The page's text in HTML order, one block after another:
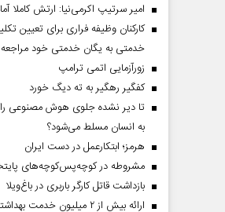
امیر سرتیپ اکرمی‌نیا: ارتش کاملا
کارکنان وظیفه فراری برای تعیین
خدمتی به یگان خدمتی خود مراجعه
زورآزمایی اتمی ترامپ
کفگیر رهگیر به ته دیگ خورد
به انسان مسلط می‌شود؟
هرمز؛ ابتکارعمل در دست ایران
مشروطه در کوچه‌پس‌کوچه‌های
بازداشت قاتل کارگر باربری در باغ‌ویلا
ارائه بیش از ۲ میلیون خدمت